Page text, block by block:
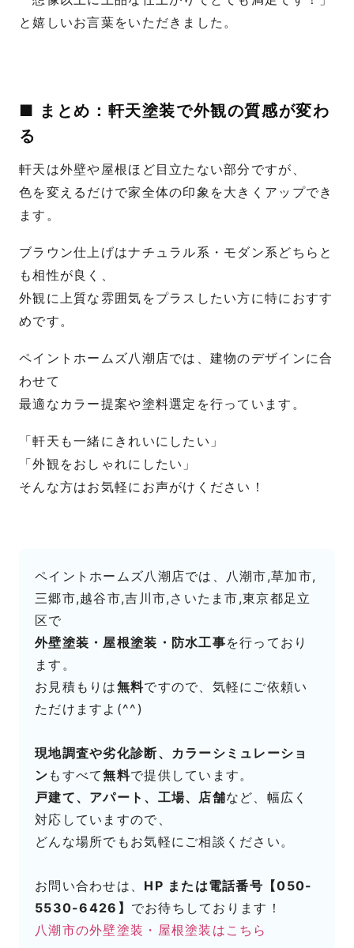
と嬉しいお言葉をいただきました。
■ まとめ：軒天塗装で外観の質感が変わ
る
軒天は外壁や屋根ほど目立たない部分ですが、
色を変えるだけで家全体の印象を大きくアップでき
ます。
ブラウン仕上げはナチュラル系・モダン系どちらと
も相性が良く、
外観に上質な雰囲気をプラスしたい方に特におすす
めです。
ペイントホームズ八潮店では、建物のデザインに合
わせて
最適なカラー提案や塗料選定を行っています。
「軒天も一緒にきれいにしたい」
「外観をおしゃれにしたい」
そんな方はお気軽にお声がけください！
ペイントホームズ八潮店では、八潮市,草加市,
三郷市,越谷市,吉川市,さいたま市,東京都足立
区で
外壁塗装・屋根塗装・防水工事を行っており
ます。
お見積もりは無料ですので、気軽にご依頼い
ただけますよ(^^)
現地調査や劣化診断、カラーシミュレーショ
ン もすべて無料で提供しています。
戸建て、アパート、工場、店舗など、幅広く
対応していますので、
どんな場所でもお気軽にご相談ください。
お問い合わせは、 HP または電話番号【050-
5530-6426】 でお待ちしております！
八潮市の外壁塗装・屋根塗装はこちら